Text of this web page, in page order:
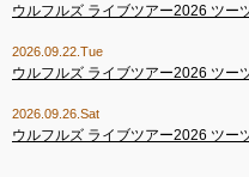
ウルフルズ ライブツアー2026 ツー
2026.09.22.Tue
ウルフルズ ライブツアー2026 ツー
2026.09.26.Sat
ウルフルズ ライブツアー2026 ツー